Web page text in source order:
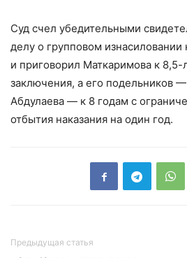
Суд счел убедительными
делу о групповом
и приговорил Маткаримова к 8,5-
заключения, а его подельников
Абдулаева — к 8 годам с
отбытия наказания на один год.
Предыдущая статья